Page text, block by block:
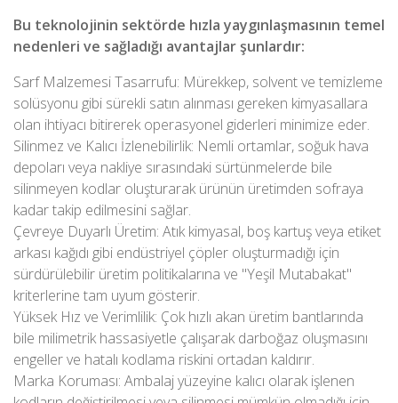
Bu teknolojinin sektörde hızla yaygınlaşmasının temel
nedenleri ve sağladığı avantajlar şunlardır:
Sarf Malzemesi Tasarrufu: Mürekkep, solvent ve temizleme
solüsyonu gibi sürekli satın alınması gereken kimyasallara
olan ihtiyacı bitirerek operasyonel giderleri minimize eder.
Silinmez ve Kalıcı İzlenebilirlik: Nemli ortamlar, soğuk hava
depoları veya nakliye sırasındaki sürtünmelerde bile
silinmeyen kodlar oluşturarak ürünün üretimden sofraya
kadar takip edilmesini sağlar.
Çevreye Duyarlı Üretim: Atık kimyasal, boş kartuş veya etiket
arkası kağıdı gibi endüstriyel çöpler oluşturmadığı için
sürdürülebilir üretim politikalarına ve "Yeşil Mutabakat"
kriterlerine tam uyum gösterir.
Yüksek Hız ve Verimlilik: Çok hızlı akan üretim bantlarında
bile milimetrik hassasiyetle çalışarak darboğaz oluşmasını
engeller ve hatalı kodlama riskini ortadan kaldırır.
Marka Koruması: Ambalaj yüzeyine kalıcı olarak işlenen